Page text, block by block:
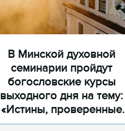
В Минской духовной
семинарии пройдут
богословские курсы
выходного дня на тему:
«Истины, проверенные
временем»